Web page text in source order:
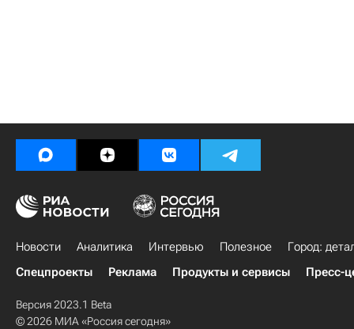
Новости Аналитика Интервью Полезное
Город:
Спецпроекты
Реклама Продукты и сервисы Пресс-
Версия 2023.1 Beta
© 2026 МИА «Россия сегодня»